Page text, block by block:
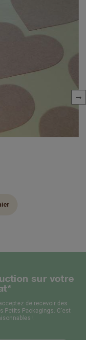
sur votre
de recevoir des
Petits Packagings. C'est
!